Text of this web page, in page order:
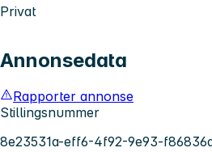
Privat
Annonsedata
Rapporter annonse
Stillingsnummer
8e23531a-eff6-4f92-9e93-